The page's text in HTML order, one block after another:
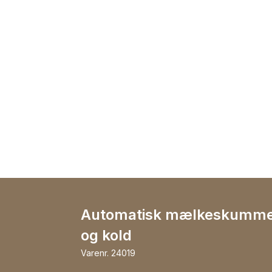
Automatisk
og kold
Varenr. 24019